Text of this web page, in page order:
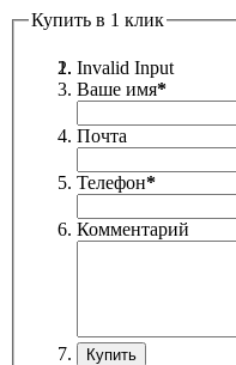
Купить в 1 клик
Invalid Input
Ваше имя*
Почта
Телефон*
Комментарий